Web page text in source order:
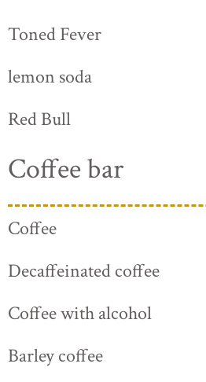
Toned Fever
lemon soda
Red Bull
Coffee bar
Coffee
Decaffeinated coffee
Coffee with alcohol
Barley coffee